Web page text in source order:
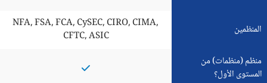
المنظمين
NFA, FSA, FCA, CySEC, CIRO, CIMA,
CFTC, ASIC
منظم (منظمات) من
المستوى الأول؟